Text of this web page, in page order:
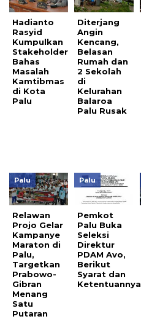
Hadianto
Rasyid
Kumpulkan
Stakeholder
Bahas
Masalah
Kamtibmas
di Kota
Palu
Diterjang
Angin
Kencang,
Belasan
Rumah dan
2 Sekolah
di
Kelurahan
Balaroa
Palu Rusak
Palu
Relawan
Projo Gelar
Kampanye
Maraton di
Palu,
Targetkan
Prabowo-
Gibran
Menang
Satu
Putaran
Palu
Pemkot
Palu Buka
Seleksi
Direktur
PDAM Avo,
Berikut
Syarat dan
Ketentuannya